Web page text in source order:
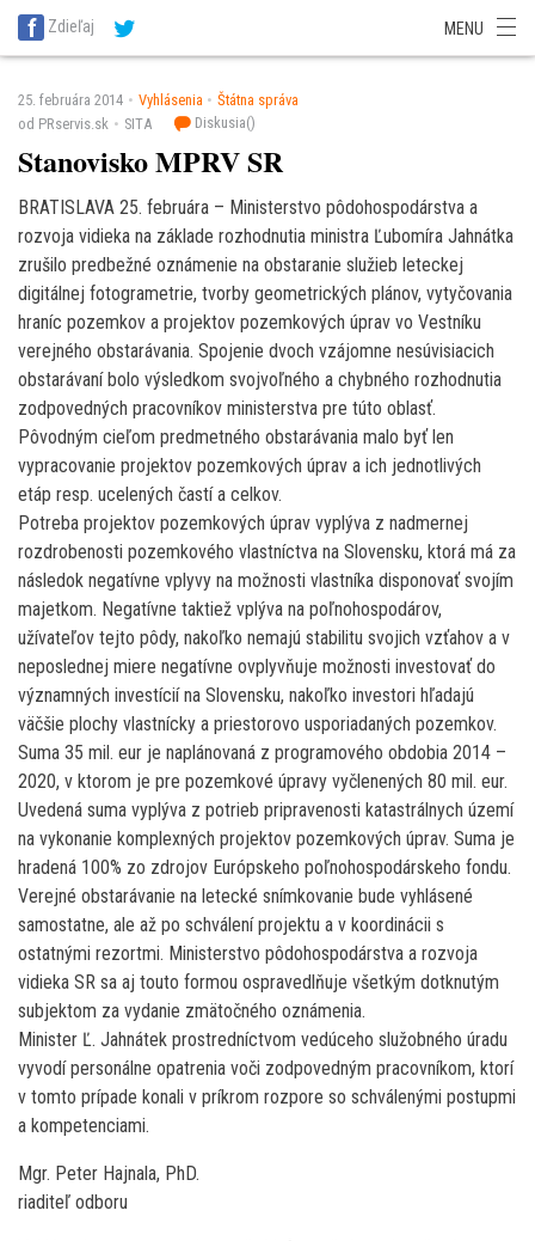
SITA Energetika
SITA Potravinárstvo
Zdieľaj MENU
25. februára 2014 Vyhlásenia
Štátna správa
od PRservis.sk
SITA Diskusia()
Stanovisko MPRV SR
BRATISLAVA 25. februára – Ministerstvo pôdohospodárstva a
rozvoja vidieka na základe rozhodnutia ministra Ľubomíra Jahnátka
zrušilo predbežné oznámenie na obstaranie služieb leteckej
digitálnej fotogrametrie, tvorby geometrických plánov, vytyčovania
hraníc pozemkov a projektov pozemkových úprav vo Vestníku
verejného obstarávania. Spojenie dvoch vzájomne nesúvisiacich
obstarávaní bolo výsledkom svojvoľného a chybného rozhodnutia
zodpovedných pracovníkov ministerstva pre túto oblasť.
Pôvodným cieľom predmetného obstarávania malo byť len
vypracovanie projektov pozemkových úprav a ich jednotlivých
etáp resp. ucelených častí a celkov.
Potreba projektov pozemkových úprav vyplýva z nadmernej
rozdrobenosti pozemkového vlastníctva na Slovensku, ktorá má za
následok negatívne vplyvy na možnosti vlastníka disponovať svojím
majetkom. Negatívne taktiež vplýva na poľnohospodárov,
užívateľov tejto pôdy, nakoľko nemajú stabilitu svojich vzťahov a v
neposlednej miere negatívne ovplyvňuje možnosti investovať do
významných investícií na Slovensku, nakoľko investori hľadajú
väčšie plochy vlastnícky a priestorovo usporiadaných pozemkov.
Suma 35 mil. eur je naplánovaná z programového obdobia 2014 –
2020, v ktorom je pre pozemkové úpravy vyčlenených 80 mil. eur.
Uvedená suma vyplýva z potrieb pripravenosti katastrálnych území
na vykonanie komplexných projektov pozemkových úprav. Suma je
hradená 100% zo zdrojov Európskeho poľnohospodárskeho fondu.
Verejné obstarávanie na letecké snímkovanie bude vyhlásené
samostatne, ale až po schválení projektu a v koordinácii s
ostatnými rezortmi. Ministerstvo pôdohospodárstva a rozvoja
vidieka SR sa aj touto formou ospravedlňuje všetkým dotknutým
subjektom za vydanie zmätočného oznámenia.
Minister Ľ. Jahnátek prostredníctvom vedúceho služobného úradu
vyvodí personálne opatrenia voči zodpovedným pracovníkom, ktorí
v tomto prípade konali v príkrom rozpore so schválenými postupmi
a kompetenciami.
Mgr. Peter Hajnala, PhD.
riaditeľ odboru